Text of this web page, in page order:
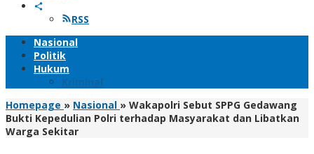
RSS
Nasional
Politik
Hukum
Kriminal
Homepage » Nasional » Wakapolri Sebut SPPG Gedawang
Bukti Kepedulian Polri terhadap Masyarakat dan Libatkan
Warga Sekitar